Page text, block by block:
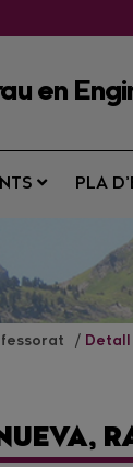
en
PLA
Detall